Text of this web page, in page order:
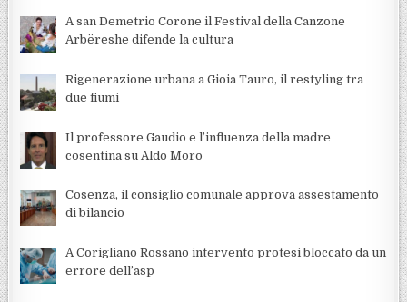
A san Demetrio Corone il Festival della Canzone
Arbëreshe difende la cultura
Rigenerazione urbana a Gioia Tauro, il restyling tra
due fiumi
Il professore Gaudio e l’influenza della madre
cosentina su Aldo Moro
Cosenza, il consiglio comunale approva assestamento
di bilancio
A Corigliano Rossano intervento protesi bloccato da un
errore dell’asp